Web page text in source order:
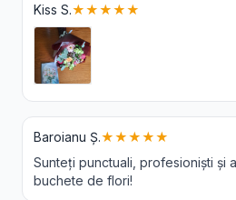
Kiss S.★★★★★
Baroianu Ș.★★★★★
Sunteți punctuali, profesioniști și
buchete de flori!